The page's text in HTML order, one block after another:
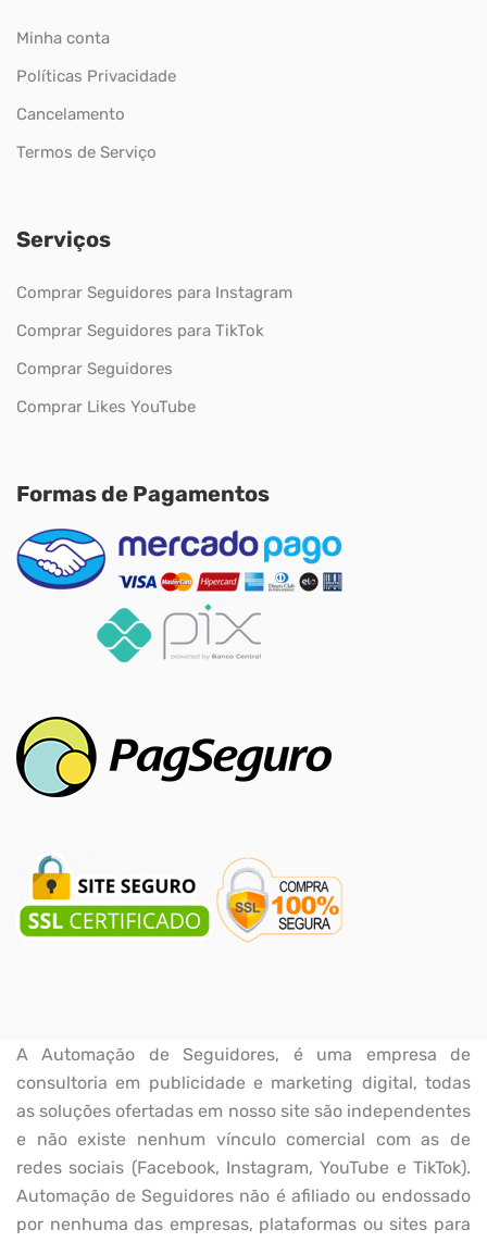
Minha conta
Políticas Privacidade
Cancelamento
Termos de Serviço
Serviços
Comprar Seguidores para Instagram
Comprar Seguidores para TikTok
Comprar Seguidores
Comprar Likes YouTube
Formas de Pagamentos
A Automação de Seguidores, é uma empresa de
consultoria em publicidade e marketing digital, todas
as soluções ofertadas em nosso site são independentes
e não existe nenhum vínculo comercial com as de
redes sociais (Facebook, Instagram, YouTube e TikTok).
Automação de Seguidores não é afiliado ou endossado
por nenhuma das empresas, plataformas ou sites para